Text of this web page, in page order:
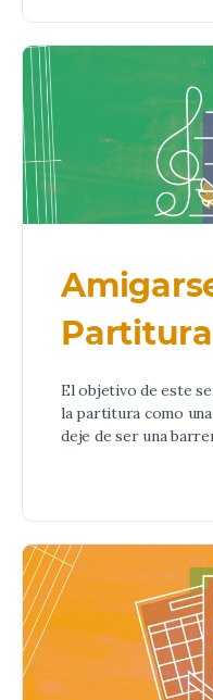
Partitura
El objetivo de este
la partitura como
deje de ser una